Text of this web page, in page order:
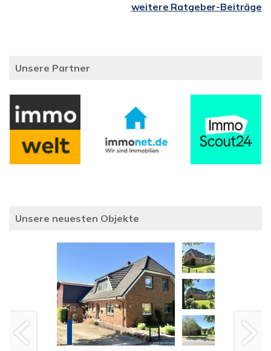
weitere Ratgeber-Beiträge
Unsere Partner
Unsere neuesten Objekte